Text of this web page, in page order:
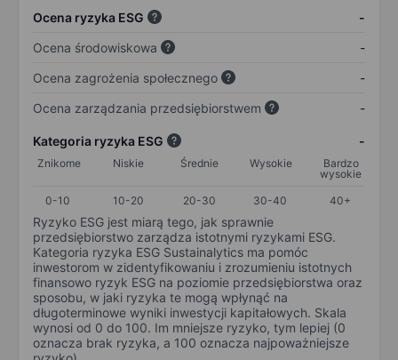
Ocena ryzyka ESG
-
Ocena środowiskowa
-
Ocena zagrożenia społecznego
-
Ocena zarządzania przedsiębiorstwem
-
Kategoria ryzyka ESG -
Znikome Niskie Średnie Wysokie
Bardzo
wysokie
0-10
10-20 20-30 30-40 40+
Ryzyko ESG jest miarą tego, jak sprawnie
przedsiębiorstwo zarządza istotnymi ryzykami ESG.
Kategoria ryzyka ESG Sustainalytics ma pomóc
inwestorom w zidentyfikowaniu i zrozumieniu istotnych
finansowo ryzyk ESG na poziomie przedsiębiorstwa oraz
sposobu, w jaki ryzyka te mogą wpłynąć na
długoterminowe wyniki inwestycji kapitałowych. Skala
wynosi od 0 do 100. Im mniejsze ryzyko, tym lepiej (0
oznacza brak ryzyka, a 100 oznacza najpoważniejsze